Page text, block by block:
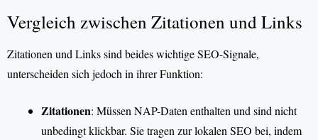
Vergleich zwischen Zitationen und Links
Zitationen und Links sind beides wichtige SEO-Signale,
unterscheiden sich jedoch in ihrer Funktion:
Zitationen: Müssen NAP-Daten enthalten und sind nicht
unbedingt klickbar. Sie tragen zur lokalen SEO bei, indem